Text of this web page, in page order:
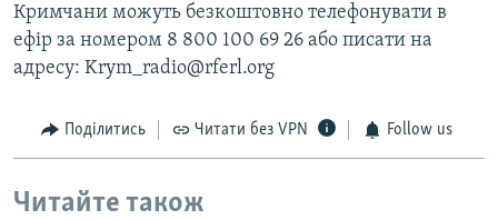
Кримчани можуть безкоштовно телефонувати в
ефір за номером 8 800 100 69 26 або писати на
адресу: Krym_radio@rferl.org
Поділитись Читати без VPN Follow us
Читайте також